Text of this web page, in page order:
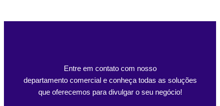
Entre em contato com nosso
departamento comercial e conheça todas as soluções
que oferecemos para divulgar o seu negócio!